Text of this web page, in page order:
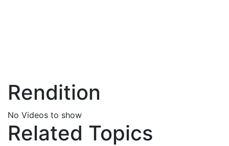
Rendition
No Videos to show
Related Topics